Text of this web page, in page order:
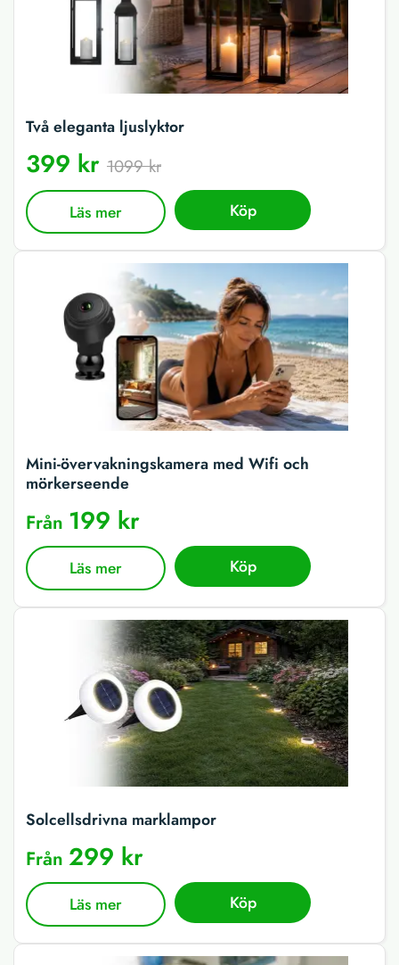
Två eleganta ljuslyktor
399 kr 1099 kr
Läs mer Köp
Mini-övervakningskamera med Wifi och
mörkerseende
Från 199 kr
Läs mer Köp
Solcellsdrivna marklampor
Från 299 kr
Läs mer Köp